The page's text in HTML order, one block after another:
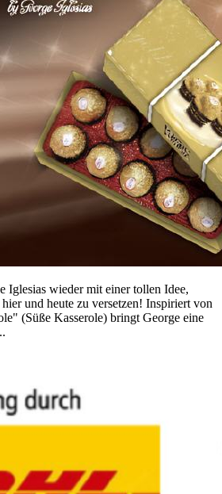
Iglesias wieder mit einer tollen Idee,
und heute zu versetzen! Inspiriert von
(Süße Kasserole) bringt George eine